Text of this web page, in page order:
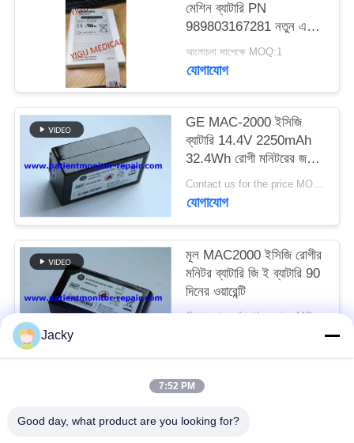
NEWS
SITEMAP
PRIVACY
POLICY
মেশিন ব্যাটারি PN
989803167281 নতুন এবং
আলোচনা সাপেক্ষে MOQ:1
যোগাযোগ
GE MAC-2000 ইসিজি
ব্যাটারি 14.4V 2250mAh
32.4Wh রোগী মনিটরের জন্য
মেডিকেল সরঞ্জাম ব্যাটারি
Contact us for the price MOQ:1
যোগাযোগ
মূল MAC2000 ইসিজি রোগীর
মনিটর ব্যাটারি জি ই ব্যাটারি 90
দিনের ওয়ারেন্টি
Contact us for the price MOQ:1
Jacky
7:52 PM
Good day, what product are you looking for?